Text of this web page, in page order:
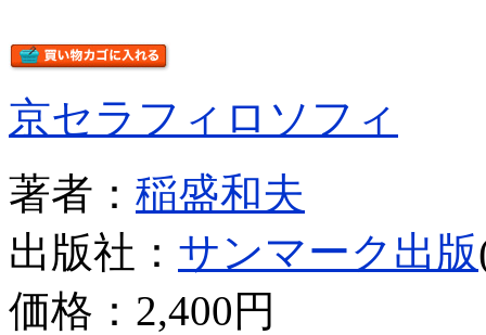
京セラフィロソフィ
著者： 稲盛和夫
出版社： サンマーク出版
価格： 2,400円